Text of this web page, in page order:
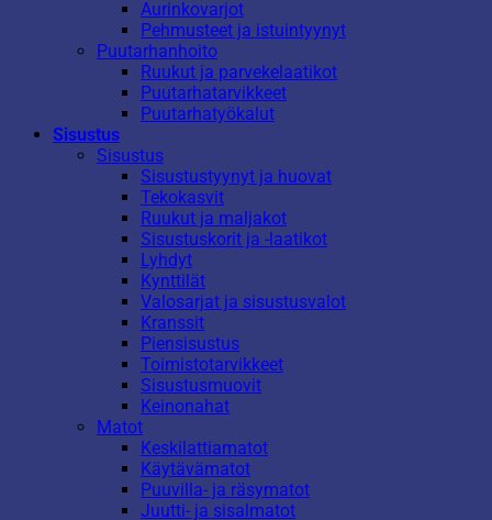
Aurinkovarjot
Pehmusteet ja istuintyynyt
Puutarhanhoito
Ruukut ja parvekelaatikot
Puutarhatarvikkeet
Puutarhatyökalut
Sisustus
Sisustus
Sisustustyynyt ja huovat
Tekokasvit
Ruukut ja maljakot
Sisustuskorit ja -laatikot
Lyhdyt
Kynttilät
Valosarjat ja sisustusvalot
Kranssit
Piensisustus
Toimistotarvikkeet
Sisustusmuovit
Keinonahat
Matot
Keskilattiamatot
Käytävämatot
Puuvilla- ja räsymatot
Juutti- ja sisalmatot